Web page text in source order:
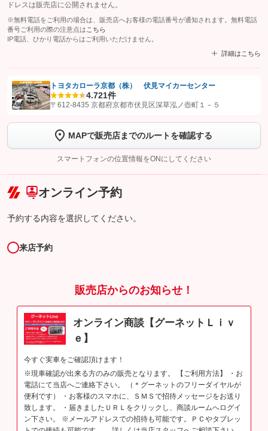
ドレスは販売店に公開されません。
※無料電話をご利用の場合は、販売店へお客様の電話番号が通知されます。無料電話
番号ご利用の際の注意点は こちら
IP電話、ひかり電話からはご利用いただけません。
詳細はこちら
【STEP1】認証画面でグーネットを友だち追加してから「許可する」ボタンを押
トーク画面で
ボタンをタップして問い合わせを
完了してください。
こちら
トヨタカローラ京都（株） 伏見マイカーセンター
4.721件
〒612-8435 京都府京都市伏見区深草泓ノ壺町１－５
MAPで販売店までのルートを確認する
スマートフォンの位置情報をONにしてください
オンライン予約
予約する内容を選択してください。
来店予約
販売店からのお知らせ！
オンライン商談【グーネットＬｉｖ
ｅ】
今すぐ実車をご確認頂けます！
※現車確認が出来る方のみの販売となります。 【ご利用方法】 ・お
電話にて当店へご連絡下さい。 （＊グーネットのフリーダイヤルが
便利です） ・お客様のスマホに、ＳＭＳで招待メッセージをお送り
致します。 ・届きましたＵＲＬをクリックし、商談ルームへログイ
ン下さい。 ※メールアドレスでの招待も可能です。ＰＣやタブレッ